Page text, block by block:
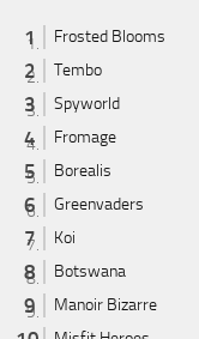
Frosted Blooms
Tembo
Spyworld
Fromage
Borealis
Greenvaders
Koi
Botswana
Manoir Bizarre